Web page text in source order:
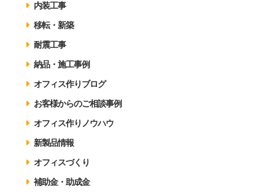
内装工事
移転・新築
耐震工事
納品・施工事例
オフィス作りブログ
お客様からのご相談事例
オフィス作りノウハウ
新製品情報
オフィスづくり
補助金・助成金